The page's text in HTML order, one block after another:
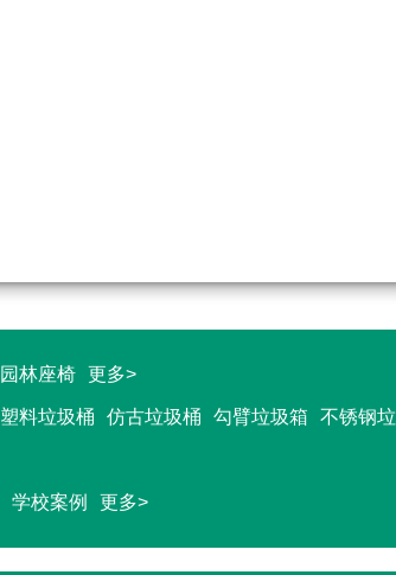
园林座椅 更多>
塑料垃圾桶 仿古垃圾桶 勾臂垃圾箱 不锈钢
学校案例 更多>